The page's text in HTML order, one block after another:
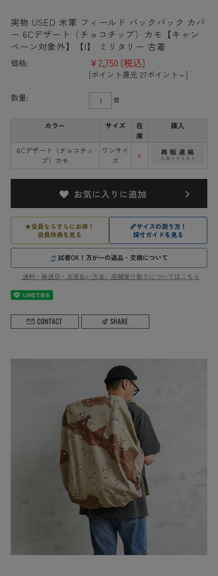
実物 USED 米軍 フィールド バックパック カバ
ー 6Cデザート（チョコチップ）カモ【キャン
ペーン対象外】【I】 ミリタリー 古着
価格: ¥2,750 (税込)
[ポイント還元 27ポイント～]
数量:
個
カラー サイズ
在
庫
購入
6Cデザート（チョコチッ
プ）カモ
ワンサイ
ズ
×
★会員ならさらにお得！
会員特典を見る
📏サイズの測り方！
採寸ガイドを見る
試着OK！万が一の返品・交換について
送料・発送日・お支払い方法、店舗受け取りについてはこちら